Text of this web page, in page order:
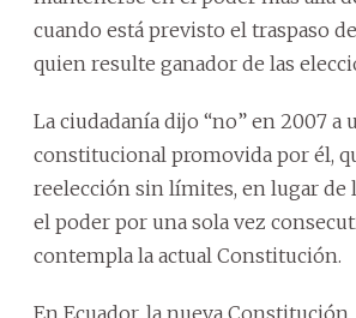
cuando está previsto el traspaso
quien resulte ganador de las
La ciudadanía dijo “no” en 2007 a
constitucional promovida por él,
reelección sin límites, en lugar de
el poder por una sola vez
contempla la actual Constitución.
En Ecuador, la nueva